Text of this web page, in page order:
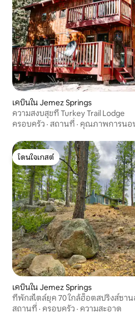
เคบินใน Jemez Springs
ความสงบสุขที่ Turkey Trail Lodge
ครอบครัว · สถานที่ · คุณภาพการนอ
โดนใจเกสต์
โดนใจเกสต์
เคบินใน Jemez Springs
ที่พักสไตล์ยุค 70 ใกล้ฮ็อตสปริงส์ซา
สถานที่ · ครอบครัว · ความสะอาด